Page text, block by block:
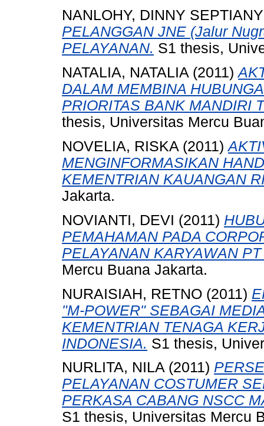
NANLOHY, DINNY SEPTIANY
PELANGGAN JNE (Jalur
PELAYANAN. S1 thesis,
NATALIA, NATALIA (2011)
DALAM MEMBINA
PRIORITAS BANK MANDIRI
thesis, Universitas Mercu
NOVELIA, RISKA (2011)
MENGINFORMASIKAN
KEMENTRIAN KAUANGAN
Jakarta.
NOVIANTI, DEVI (2011)
PEMAHAMAN PADA
PELAYANAN KARYAWAN
Mercu Buana Jakarta.
NURAISIAH, RETNO (2011)
"M-POWER" SEBAGAI
KEMENTRIAN TENAGA
INDONESIA. S1 thesis,
NURLITA, NILA(2011)
PELAYANAN COSTUMER
PERKASA CABANG NSCC
S1 thesis, Universitas Mercu